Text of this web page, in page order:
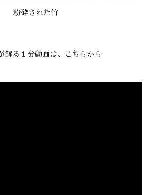
粉砕された竹
解る１分動画は、こちらから